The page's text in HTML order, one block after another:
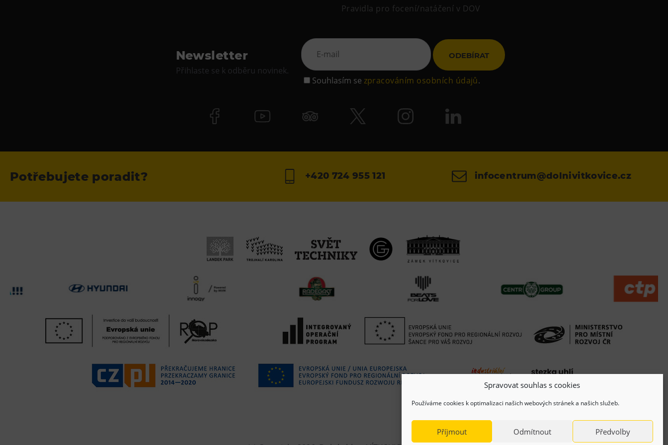
Spravovat souhlas s cookies
Používáme cookies k optimalizaci našich webových stránek a našich služeb.
Příjmout Odmítnout Předvolby
Pravidla pro focení/natáčení v DOV
Newsletter
Přihlaste se k odběru novinek.
ODEBÍRAT
Souhlasím se zpracováním osobních údajů.
Potřebujete poradit? +420 724 955 121 infocentrum@dolnivitkovice.cz